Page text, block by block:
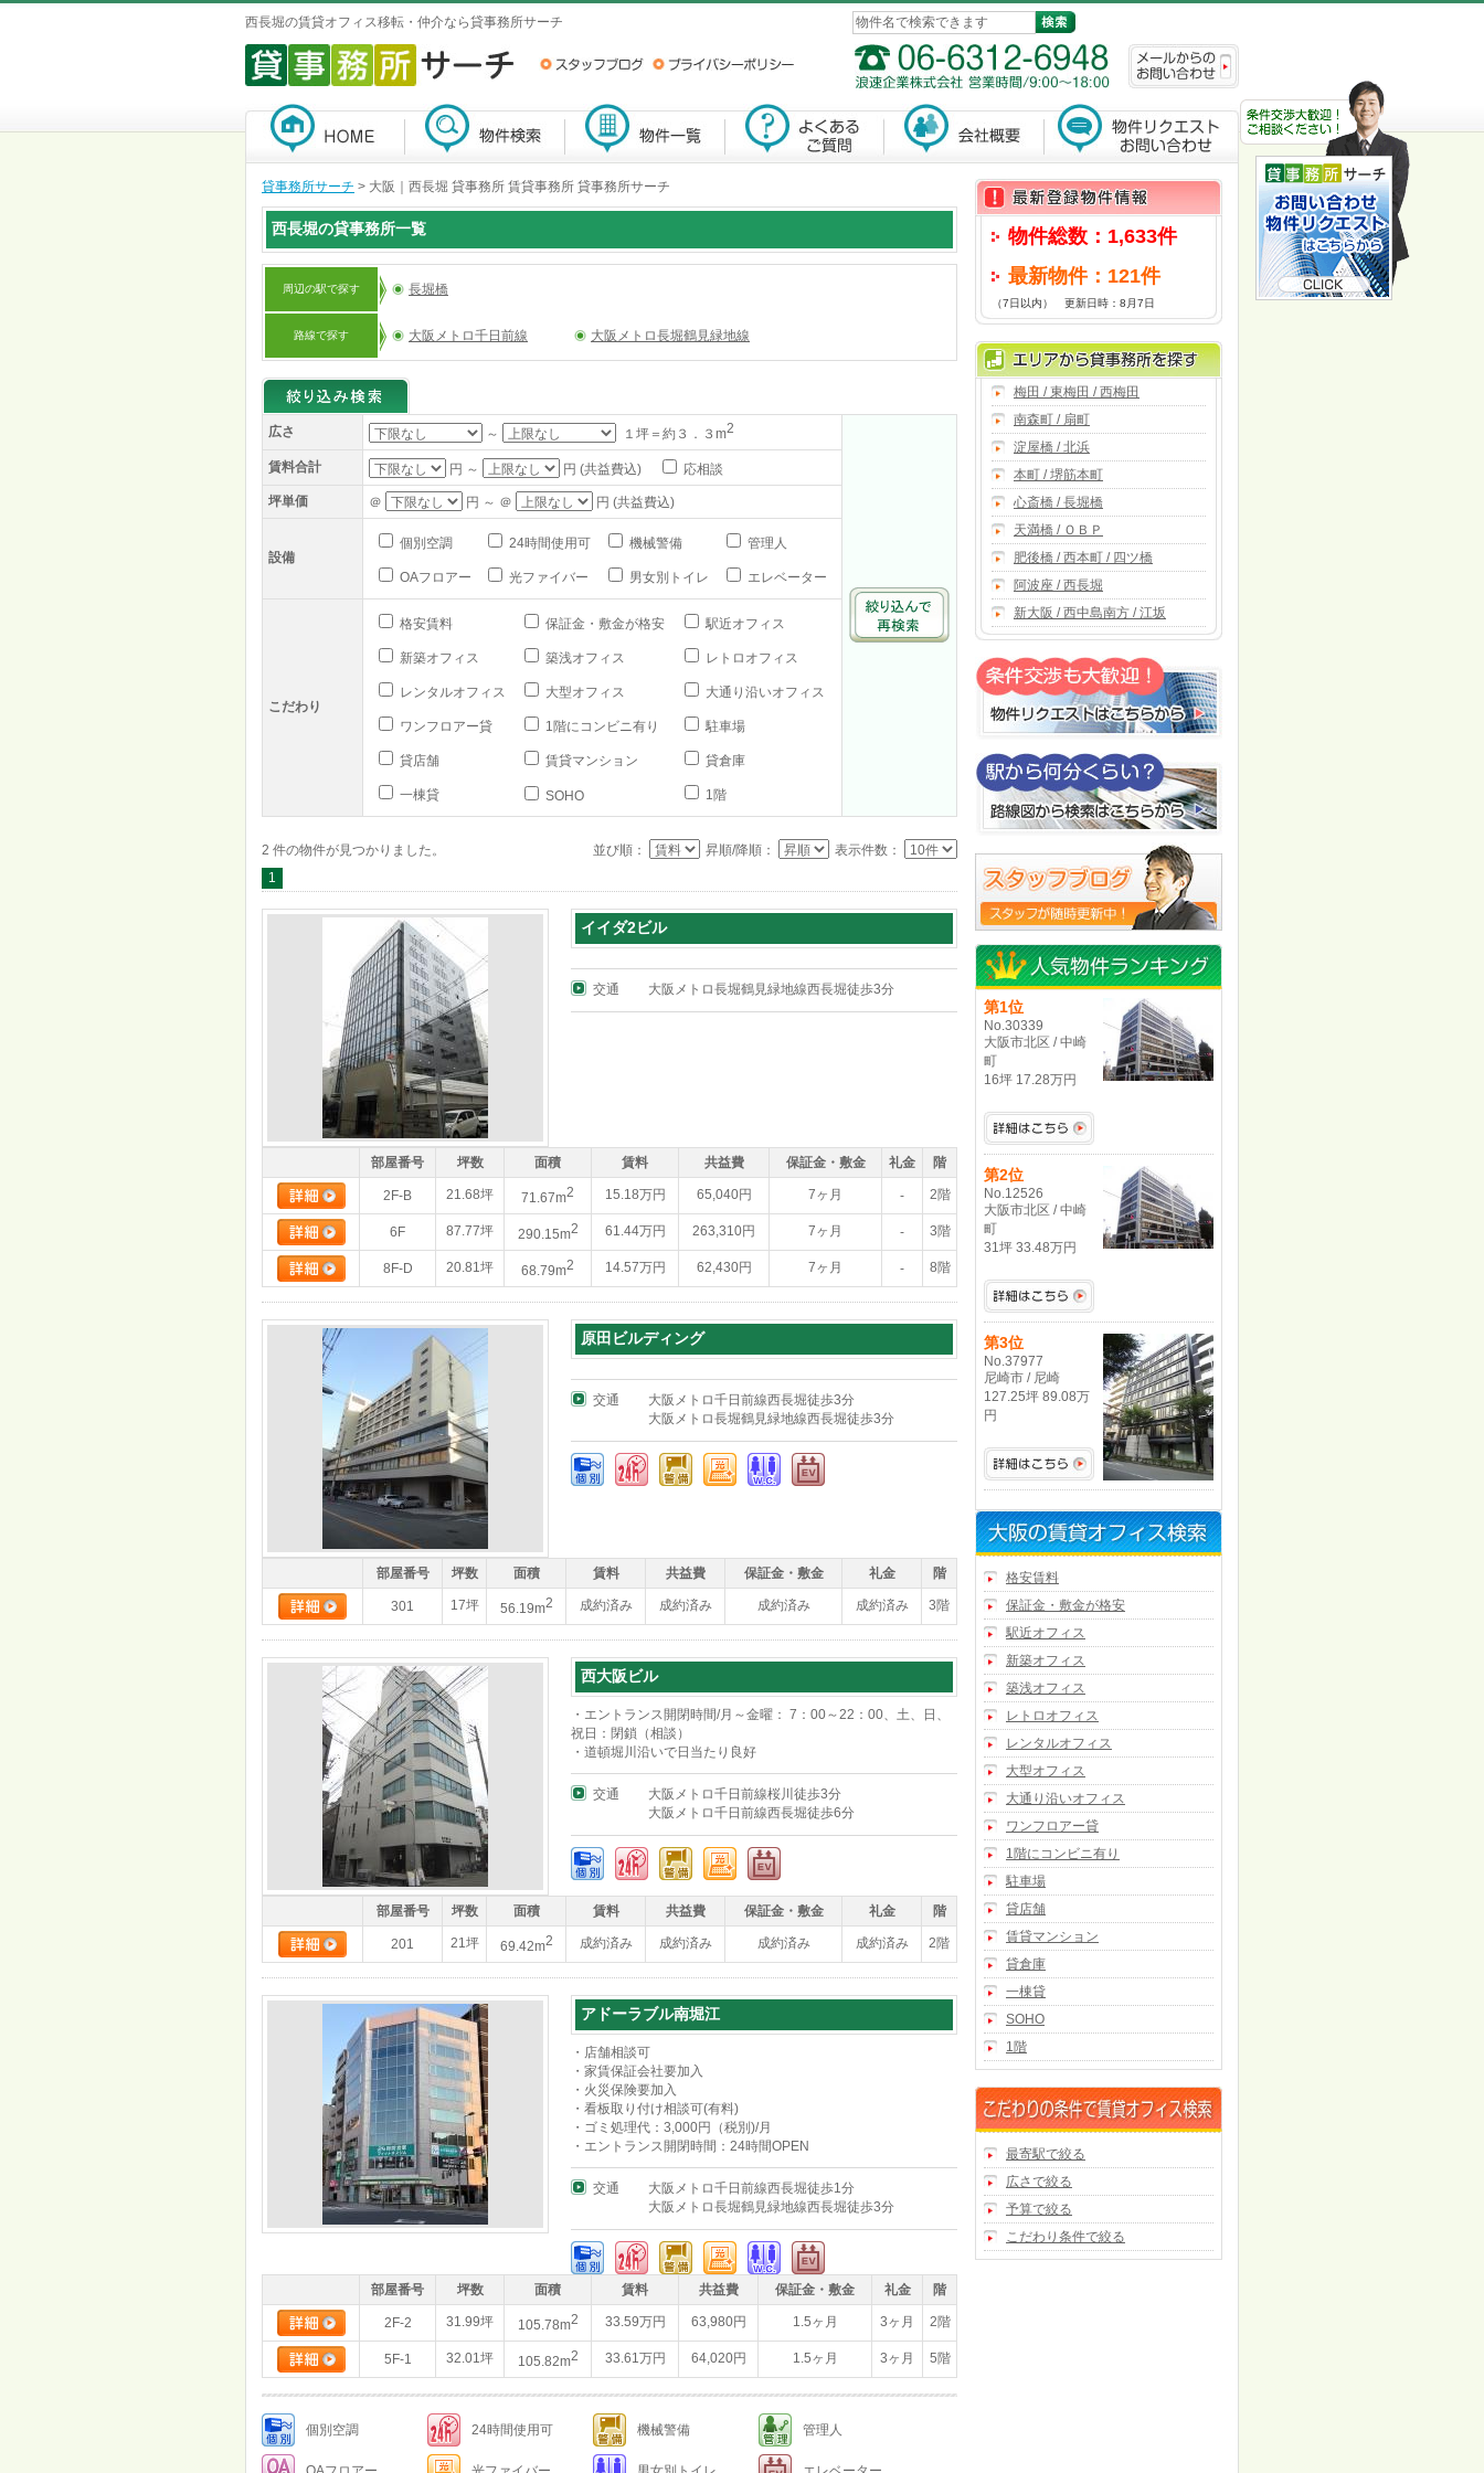
西長堀の賃貸オフィス移転・仲介なら貸事務所サーチ
貸事務所サーチ > 大阪｜西長堀 貸事務所 賃貸事務所 貸事務所サーチ
西長堀の貸事務所一覧
周辺の駅で探す 長堀橋
路線で探す 大阪メトロ千日前線 大阪メトロ長堀鶴見緑地線
広さ ～ １坪＝約３．３m2
賃料合計 円 ～ 円 (共益費込) 応相談
坪単価 ＠ 円 ～ ＠ 円 (共益費込)
設備
個別空調 24時間使用可 機械警備 管理人
OAフロアー 光ファイバー 男女別トイレ エレベーター
こだわり
格安賃料 保証金・敷金が格安 駅近オフィス
新築オフィス 築浅オフィス レトロオフィス
レンタルオフィス 大型オフィス 大通り沿いオフィス
ワンフロアー貸 1階にコンビニ有り 駐車場
貸店舗 賃貸マンション 貸倉庫
一棟貸 SOHO 1階
2 件の物件が見つかりました。 並び順： 昇順/降順：
表示件数：
1
イイダ2ビル
交通 大阪メトロ長堀鶴見緑地線西長堀徒歩3分
部屋番号 坪数 面積 賃料 共益費 保証金・敷金 礼金 階
2F-B 21.68坪 71.67m2 15.18万円 65,040円 7ヶ月 - 2階
6F 87.77坪 290.15m2 61.44万円 263,310円 7ヶ月 - 3階
8F-D 20.81坪 68.79m2 14.57万円 62,430円 7ヶ月 - 8階
原田ビルディング
交通
大阪メトロ千日前線西長堀徒歩3分
大阪メトロ長堀鶴見緑地線西長堀徒歩3分
部屋番号 坪数 面積 賃料 共益費 保証金・敷金 礼金 階
301 17坪 56.19m2 成約済み 成約済み 成約済み 成約済み 3階
西大阪ビル
・エントランス開閉時間/月～金曜： 7：00～22：00、土、日、
祝日：閉鎖（相談）
・道頓堀川沿いで日当たり良好
交通
大阪メトロ千日前線桜川徒歩3分
大阪メトロ千日前線西長堀徒歩6分
部屋番号 坪数 面積 賃料 共益費 保証金・敷金 礼金 階
201 21坪 69.42m2 成約済み 成約済み 成約済み 成約済み 2階
アドーラブル南堀江
・店舗相談可
・家賃保証会社要加入
・火災保険要加入
・看板取り付け相談可(有料)
・ゴミ処理代：3,000円（税別)/月
・エントランス開閉時間：24時間OPEN
交通
大阪メトロ千日前線西長堀徒歩1分
大阪メトロ長堀鶴見緑地線西長堀徒歩3分
部屋番号 坪数 面積 賃料 共益費 保証金・敷金 礼金 階
2F-2 31.99坪 105.78m2 33.59万円 63,980円 1.5ヶ月 3ヶ月 2階
5F-1 32.01坪 105.82m2 33.61万円 64,020円 1.5ヶ月 3ヶ月 5階
個別空調 24時間使用可 機械警備 管理人
物件総数：1,633件
最新物件：121件
（7日以内） 更新日時：8月7日
梅田 / 東梅田 / 西梅田
南森町 / 扇町
淀屋橋 / 北浜
本町 / 堺筋本町
心斎橋 / 長堀橋
天満橋 / ＯＢＰ
肥後橋 / 西本町 / 四ツ橋
阿波座 / 西長堀
新大阪 / 西中島南方 / 江坂
第1位
No.30339
大阪市北区 / 中崎
町
16坪 17.28万円
第2位
No.12526
大阪市北区 / 中崎
町
31坪 33.48万円
第3位
No.37977
尼崎市 / 尼崎
127.25坪 89.08万
円
格安賃料
保証金・敷金が格安
駅近オフィス
新築オフィス
築浅オフィス
レトロオフィス
レンタルオフィス
大型オフィス
大通り沿いオフィス
ワンフロアー貸
1階にコンビニ有り
駐車場
貸店舗
賃貸マンション
貸倉庫
一棟貸
SOHO
1階
最寄駅で絞る
広さで絞る
予算で絞る
こだわり条件で絞る